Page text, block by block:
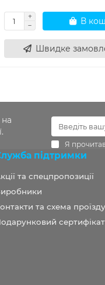
В
Швидке
Я
підтримки
та спецпропозиції
та схема проїзду
сертифікат